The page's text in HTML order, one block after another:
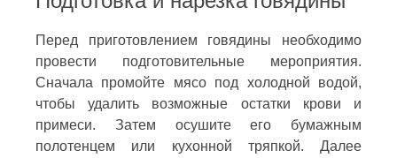
Перед приготовлением говядины необходимо
провести подготовительные мероприятия.
Сначала промойте мясо под холодной водой,
чтобы удалить возможные остатки крови и
примеси. Затем осушите его бумажным
полотенцем или кухонной тряпкой. Далее